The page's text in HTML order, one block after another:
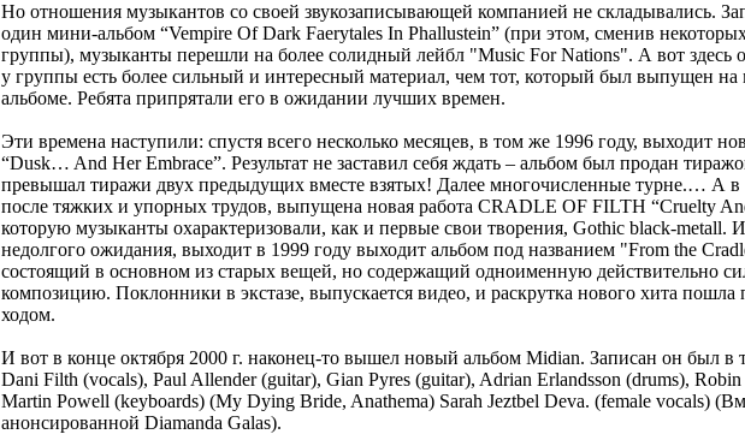
Но отношения музыкантов со своей звукозаписывающей компанией не складывались.
один мини-альбом “Vempire Of Dark Faerytales In Phallustein” (при этом, сменив
группы), музыканты перешли на более солидный лейбл "Music For Nations". А вот здесь
у группы есть более сильный и интересный материал, чем тот, который был выпущен
альбоме. Ребята припрятали его в ожидании лучших времен.
Эти времена наступили: спустя всего несколько месяцев, в том же 1996 году, выходит
“Dusk… And Her Embrace”. Результат не заставил себя ждать – альбом был продан
превышал тиражи двух предыдущих вместе взятых! Далее многочисленные турне.… А в
после тяжких и упорных трудов, выпущена новая работа CRADLE OF FILTH “Cruelty
которую музыканты охарактеризовали, как и первые свои творения, Gothic black-metall.
недолгого ожидания, выходит в 1999 году выходит альбом под названием "From the
состоящий в основном из старых вещей, но содержащий одноименную действительно
композицию. Поклонники в экстазе, выпускается видео, и раскрутка нового хита
ходом.
И вот в конце октября 2000 г. наконец-то вышел новый альбом Midian. Записан он был в
Dani Filth (vocals), Paul Allender (guitar), Gian Pyres (guitar), Adrian Erlandsson (drums), Robin
Martin Powell (keyboards) (My Dying Bride, Anathema) Sarah Jeztbel Deva. (female vocals)
анонсированной Diamanda Galas).